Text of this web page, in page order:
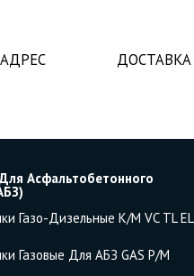
АДРЕС ДОСТАВКА
Асфальтобетонного
Газо-Дизельные K/M VC TL EL
Газовые Для АБЗ GAS P/M